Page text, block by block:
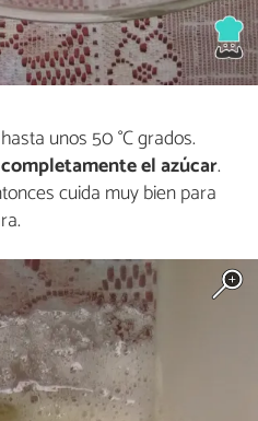
unos 50 °C grados.
el azúcar.
cuida muy bien para